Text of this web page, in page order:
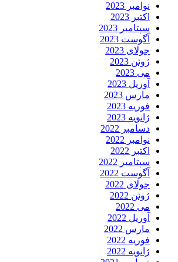
نوامبر 2023
اکتبر 2023
سپتامبر 2023
آگوست 2023
جولای 2023
ژوئن 2023
می 2023
آوریل 2023
مارس 2023
فوریه 2023
ژانویه 2023
دسامبر 2022
نوامبر 2022
اکتبر 2022
سپتامبر 2022
آگوست 2022
جولای 2022
ژوئن 2022
می 2022
آوریل 2022
مارس 2022
فوریه 2022
ژانویه 2022